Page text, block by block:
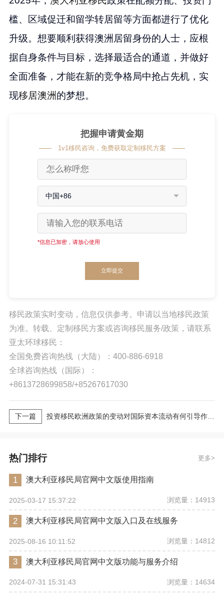
槛、区域促迁和留学转居留等方面都进行了优化
升级。想要顺利获得澳洲居留身份的人士，应根
据自身条件与目标，选择最适合的通道，并做好
全面准备，才能在新的竞争格局中抢占先机，实
现移居澳洲的梦想。
把握申请黄金期
1v1移民咨询，免费获取定制移民方案
中国+86
*信息已加密，请放心使用
立即提交
移民政策实时变动，信息仅供参考。申请以当地移民政策
为准。转载、定制移民方案或咨询移民服务/政策，请联系
亚太环球移民：
全国免费咨询热线（大陆）：400-886-6918
全球咨询热线（国际）：
+8613728699858/+85267617030
下一篇 投资移民欧洲政策的变动对国际资本流动有何引导作用？
热门排行 更多
1 澳大利亚移民局官网中文版使用指南
2025-03-17 15:37:22 浏览量：14913
2 澳大利亚移民局官网中文版入口及在线服务
2025-08-16 10:11:52 浏览量：14812
3 澳大利亚移民局官网中文版功能与服务介绍
2024-07-31 15:31:43 浏览量：14634